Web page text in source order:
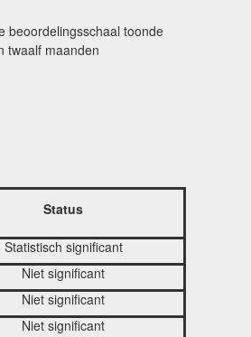
beoordelingsschaal toonde
twaalf maanden
Status
Statistisch significant
Niet significant
Niet significant
Niet significant